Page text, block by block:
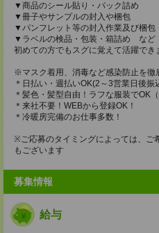
▼商品のシール貼り・パック詰め
▼冊子やサンプルの封入や梱包
▼パンフレット等の封入作業及び梱包
▼ラベルの検品・包装・箱詰め など
初めての方でもスグに覚えて活躍でき
※マスク着用、消毒など感染防止を徹
＊日払い・週払いOK(2～3営業日後振
＊髪色・髪型自由！ラフな服装でOK
＊来社不要！WEBから登録OK！
＊冷暖房完備のお仕事多数！
※ご応募のタイミングによっては、ご
もございます
募集情報
給与